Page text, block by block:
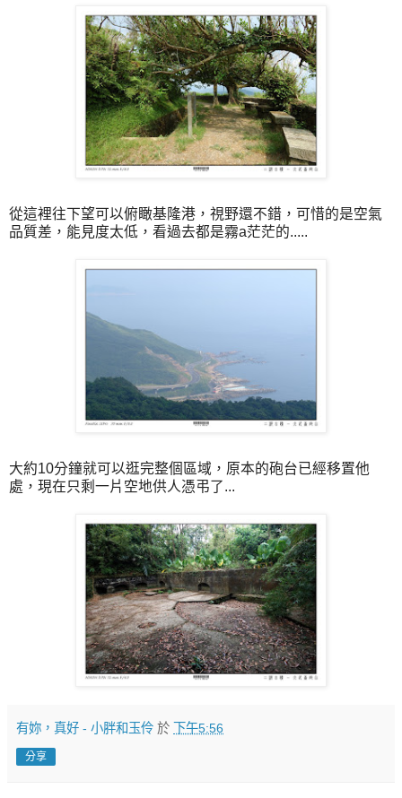
從這裡往下望可以俯瞰基隆港，視野還不錯，可惜的是空氣
品質差，能見度太低，看過去都是霧a茫茫的.....
大約10分鐘就可以逛完整個區域，原本的砲台已經移置他
處，現在只剩一片空地供人憑弔了...
有妳，真好 - 小胖和玉伶 於 下午5:56
分享